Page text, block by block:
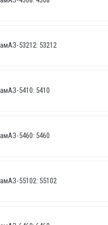
53212: 53212
5410: 5410
5460: 5460
55102: 55102